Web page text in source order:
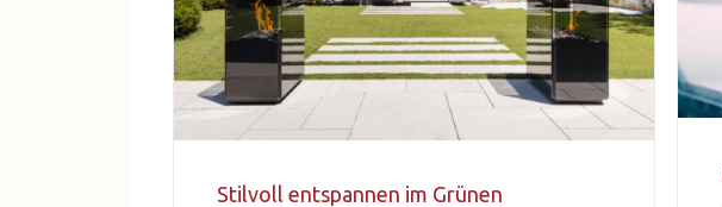
Stilvoll entspannen im Grünen